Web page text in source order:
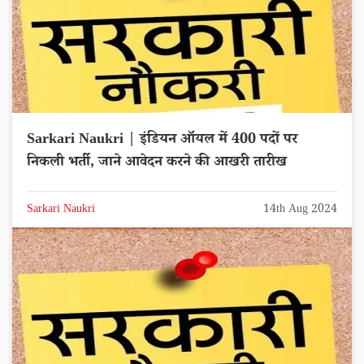
Sarkari Naukri | इंडियन ऑयल में 400 पदों पर
निकली भर्ती, जाने आवेदन करने की आखरी तारीख
Sarkari Naukri 14th Aug 2024